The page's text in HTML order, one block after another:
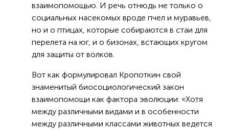
взаимопомощью. И речь отнюдь не только о
социальных насекомых вроде пчел и муравьев,
но и о птицах, которые собираются в стаи для
перелета на юг, и о бизонах, встающих кругом
для защиты от волков.
Вот как формулировал Кропоткин свой
знаменитый биосоциологический закон
взаимопомощи как фактора эволюции: «Хотя
между различными видами и в особенности
между различными классами животных ведется